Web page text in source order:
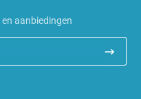
aanbiedingen